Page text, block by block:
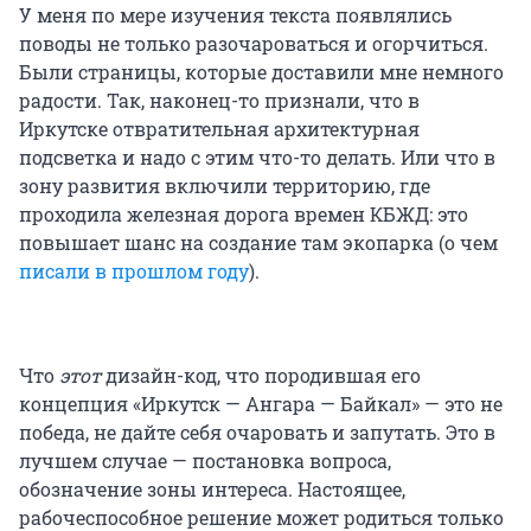
У меня по мере изучения текста появлялись
поводы не только разочароваться и огорчиться.
Были страницы, которые доставили мне немного
радости. Так, наконец-то признали, что в
Иркутске отвратительная архитектурная
подсветка и надо с этим что-то делать. Или что в
зону развития включили территорию, где
проходила железная дорога времен КБЖД: это
повышает шанс на создание там экопарка (о чем
писали в прошлом году).
Что этотдизайн-код, что породившая его
концепция «Иркутск — Ангара — Байкал» — это не
победа, не дайте себя очаровать и запутать. Это в
лучшем случае — постановка вопроса,
обозначение зоны интереса. Настоящее,
рабочеспособное решение может родиться только